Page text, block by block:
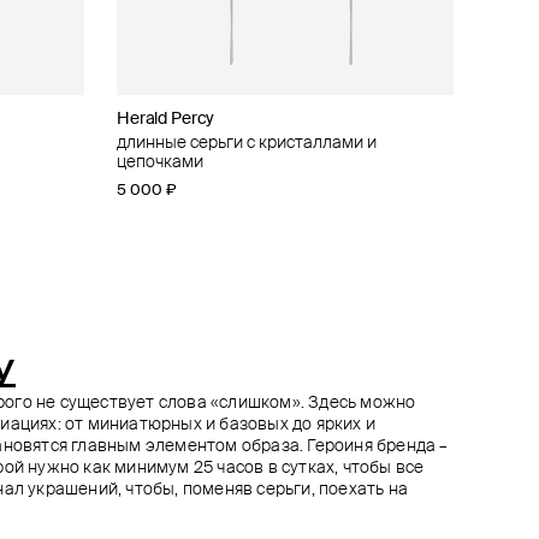
Herald Percy
длинные серьги с кристаллами и
цепочками
5 000 ₽
Herald Percy
серебристые серьги с кристаллами в
форме сердец
5 400 ₽
Herald Percy
серебристые серьги-звенья с
кристаллами
2 220 ₽
Herald Percy
серебристые асимметричные серьги с
ключом и замком
4 860 ₽
не существует слова «слишком». Здесь можно
от миниатюрных и базовых до ярких и
главным элементом образа. Героиня бренда –
нужно как минимум 25 часов в сутках, чтобы все
украшений, чтобы, поменяв серьги, поехать на